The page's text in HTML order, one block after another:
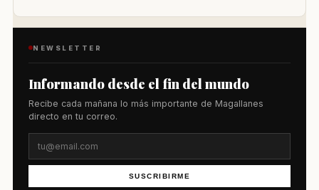
NEWSLETTER
Informando desde el fin del mundo
Recibe cada mañana lo más importante de Magallanes
directo en tu correo.
SUSCRIBIRME